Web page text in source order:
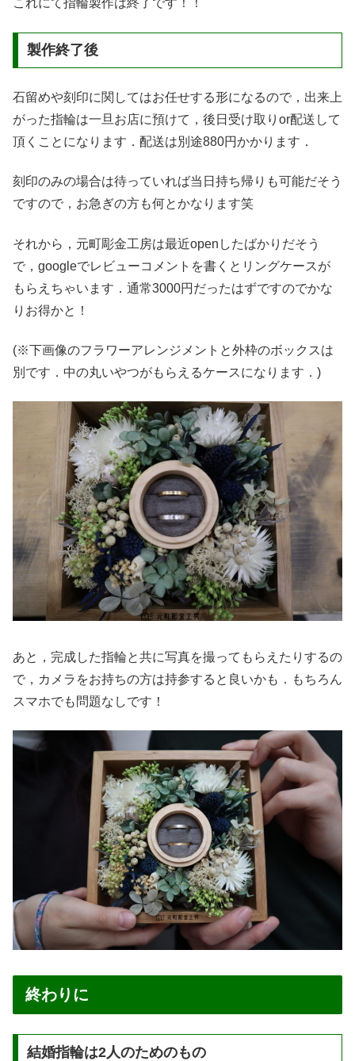
これにて指輪製作は終了です！！
製作終了後
石留めや刻印に関してはお任せする形になるので，出来上
がった指輪は一旦お店に預けて，後日受け取りor配送して
頂くことになります．配送は別途880円かかります．
刻印のみの場合は待っていれば当日持ち帰りも可能だそう
ですので，お急ぎの方も何とかなります笑
それから，元町彫金工房は最近openしたばかりだそう
で，googleでレビューコメントを書くとリングケースが
もらえちゃいます．通常3000円だったはずですのでかな
りお得かと！
(※下画像のフラワーアレンジメントと外枠のボックスは
別です．中の丸いやつがもらえるケースになります．)
あと，完成した指輪と共に写真を撮ってもらえたりするの
で，カメラをお持ちの方は持参すると良いかも．もちろん
スマホでも問題なしです！
終わりに
結婚指輪は2人のためのもの